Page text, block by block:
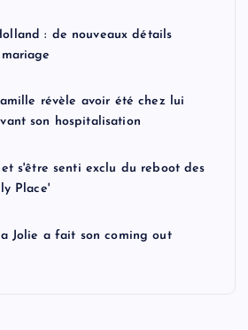
: de nouveaux détails
révèle avoir été chez lui
son hospitalisation
s'être senti exclu du reboot des
Place'
Jolie a fait son coming out